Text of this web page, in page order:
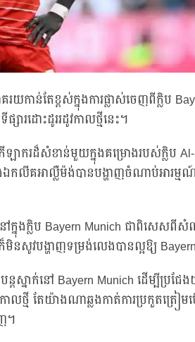
យកាន់តែខ្ពស់ក្នុងការផ្លាស់ចេញពីក្លិប
រដោះដូររដូវកាលថ្មីនេះ។
ករដ៏សំខាន់មួយក្នុងគម្រោងរបស់ក្លិប Al-
ឯកលីគអាល្លឺម៉ង់បានបង្ហាញចំណាប់អារម្
នុងក្លិប Bayern Munich ជាពិសេសពីសំ
សូវបង្ហាញទម្រង់លេងបានល្អឱ្យ
តស្នាក់នៅ Bayern Munich ដើម្បីប្រជ
ថ្មី តែយ៉ាងណាឆ្លងកាត់ការប្រកួតត្រៀមប
។